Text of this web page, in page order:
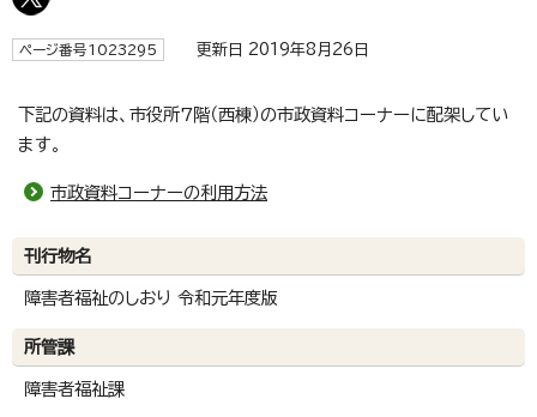
ページ番号1023295 更新日 2019年8月26日
下記の資料は、市役所7階（西棟）の市政資料コーナーに配架してい
ます。
市政資料コーナーの利用方法
刊行物名
障害者福祉のしおり 令和元年度版
所管課
障害者福祉課